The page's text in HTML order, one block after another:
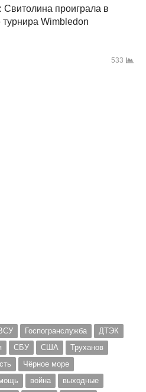
Свитолина проиграла в
Wimbledon
533
Госпогранслужба
ДТЭК
СБУ США
Труханов
Чёрное море
война
выходные